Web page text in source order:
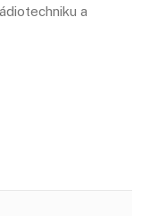
a